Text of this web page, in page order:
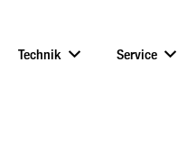
Technik Service